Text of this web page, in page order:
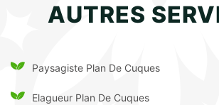
AUTRES
Paysagiste Plan De Cuques
Elagueur Plan De Cuques